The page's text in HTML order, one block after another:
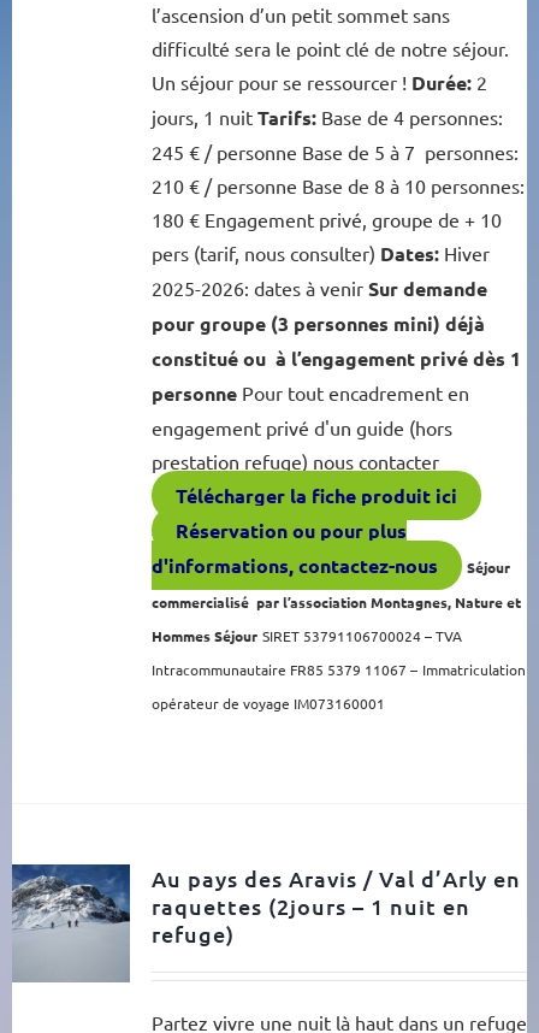
l’ascension d’un petit sommet sans
difficulté sera le point clé de notre séjour.
Un séjour pour se ressourcer ! Durée:2
jours, 1 nuit Tarifs:Base de 4 personnes:
245 € / personne Base de 5 à 7 personnes:
210 € / personne Base de 8 à 10 personnes:
180 € Engagement privé, groupe de + 10
pers (tarif, nous consulter) Dates:Hiver
2025-2026: dates à venir Sur demande
pour groupe (3 personnes mini) déjà
constitué ou à l’engagement privé dès 1
personnePour tout encadrement en
engagement privé d'un guide (hors
prestation refuge) nous contacter
Télécharger la fiche produit ici
Réservation ou pour plus
d'informations, contactez-nous
Séjour
commercialisé par l’association Montagnes, Nature et
Hommes Séjour SIRET 53791106700024 – TVA
Intracommunautaire FR85 5379 11067 – Immatriculation
opérateur de voyage IM073160001
Au pays des Aravis / Val d’Arly en
raquettes (2jours – 1 nuit en
refuge)
Partez vivre une nuit là haut dans un refuge